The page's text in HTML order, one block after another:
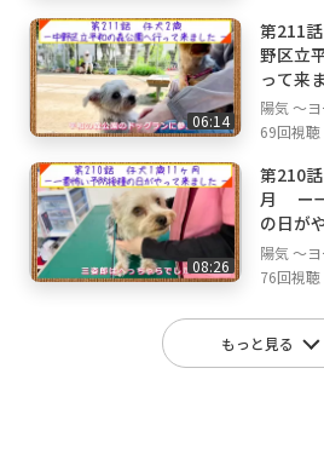
06:14
第211
野区立
って来
陽気 ～
69回視聴
08:26
第210
月 ー
の日が
陽気 ～
76回視聴
もっと見る